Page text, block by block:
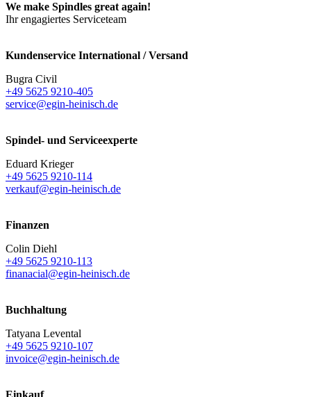
We make Spindles great again!
Ihr engagiertes Serviceteam
Kundenservice International / Versand
Bugra Civil
+49 5625 9210-405
service@egin-heinisch.de
Spindel- und Serviceexperte
Eduard Krieger
+49 5625 9210-114
verkauf@egin-heinisch.de
Finanzen
Colin Diehl
+49 5625 9210-113
finanacial@egin-heinisch.de
Buchhaltung
Tatyana Levental
+49 5625 9210-107
invoice@egin-heinisch.de